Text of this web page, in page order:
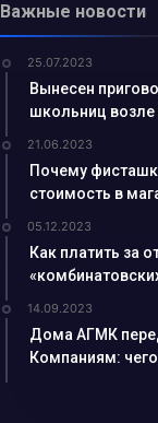
Важные новости
25.07.2023
Вынесен
школьниц
21.06.2023
Почему
стоимость в
05.12.2023
Как платить за
14.09.2023
Дома АГМК
Компаниям: